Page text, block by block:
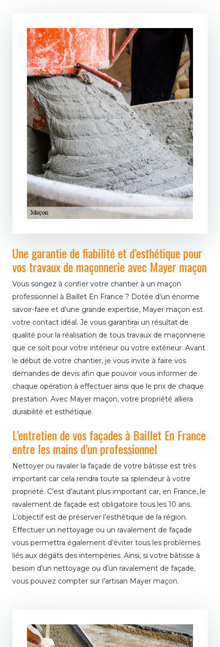
Une garantie de fiabilité et d’esthétique pour
vos travaux de maçonnerie avec Mayer maçon
Vous songez à confier votre chantier à un maçon
professionnel à Baillet En France ? Dotée d’un énorme
savoir-faire et d’une grande expertise, Mayer maçon est
votre contact idéal. Je vous garantirai un résultat de
qualité pour la réalisation de tous travaux de maçonnerie
que ce soit pour votre intérieur ou votre extérieur. Avant
le début de votre chantier, je vous invite à faire vos
demandes de devis afin que pouvoir vous informer de
chaque opération à effectuer ainsi que le prix de chaque
prestation. Avec Mayer maçon, votre propriété alliera
durabilité et esthétique.
L’entretien de vos façades à Baillet En France
entre les mains d’un professionnel
Nettoyer ou ravaler la façade de votre bâtisse est très
important car cela rendra toute sa splendeur à votre
propriété. C’est d’autant plus important car, en France, le
ravalement de façade est obligatoire tous les 10 ans.
L’objectif est de préserver l’esthétique de la région.
Effectuer un nettoyage ou un ravalement de façade
vous permettra également d’éviter tous les problèmes
liés aux dégâts des intempéries. Ainsi, si votre bâtisse à
besoin d’un nettoyage ou d’un ravalement de façade,
vous pouvez compter sur l’artisan Mayer maçon.